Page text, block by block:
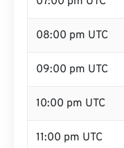
08:00 pm UTC
09:00 pm UTC
10:00 pm UTC
11:00 pm UTC